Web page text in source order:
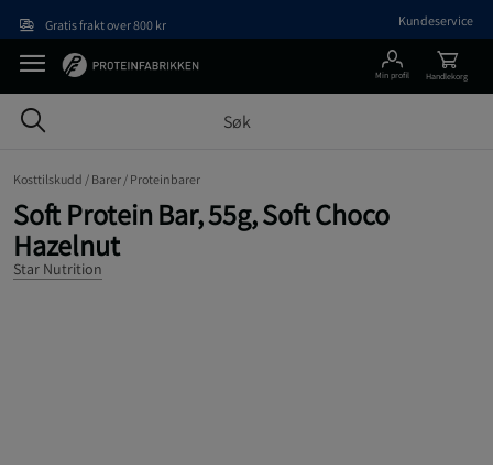
Gratis frakt over 800 kr Kundeservice
Min profil Handlekorg
Kosttilskudd / Barer / Proteinbarer
Soft Protein Bar, 55g, Soft Choco
Hazelnut
Star Nutrition